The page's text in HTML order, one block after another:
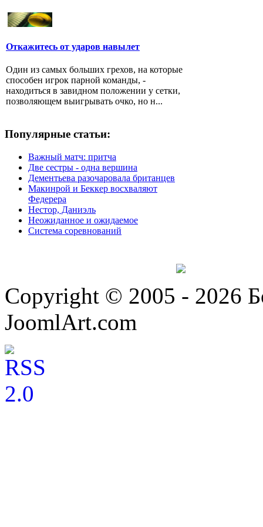
Откажитесь от ударов навылет
Один из самых больших грехов, на которые
способен игрок парной команды, -
находиться в завидном положении у сетки,
позволяющем выигрывать очко, но н...
Популярные статьи:
Важный матч: притча
Две сестры - одна вершина
Дементьева разочаровала британцев
Макинрой и Беккер восхваляют
Федерера
Нестор, Даниэль
Неожиданное и ожидаемое
Система соревнований
Copyright © 2005 - 2026
JoomlArt.com